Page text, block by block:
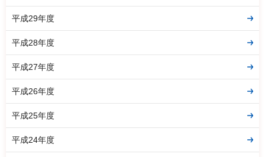
平成29年度
平成28年度
平成27年度
平成26年度
平成25年度
平成24年度